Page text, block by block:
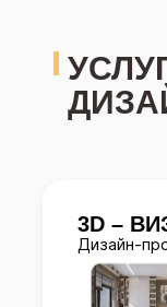
3D –
Дизайн-